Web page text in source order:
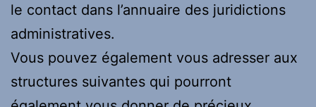
le contact dans l’annuaire des juridictions
administratives.
Vous pouvez également vous adresser aux
structures suivantes qui pourront